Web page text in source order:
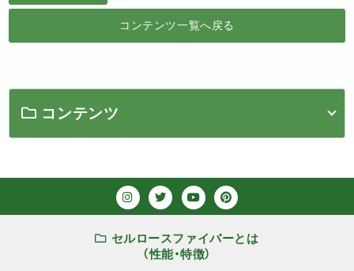
コンテンツ一覧へ戻る
コンテンツ
セルロースファイバーとは
（性能・特徴）